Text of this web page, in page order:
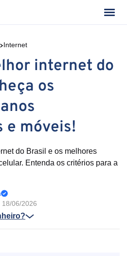
Internet
internet do
os
e móveis!
do Brasil e os melhores
Entenda os critérios para a
18/06/2026